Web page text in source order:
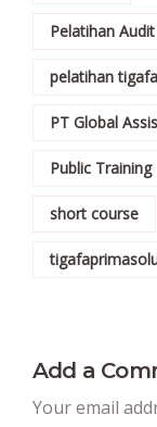
Pelatihan
pelatihan tigafa
PT Global
Public Training
short course
Add a
Your email